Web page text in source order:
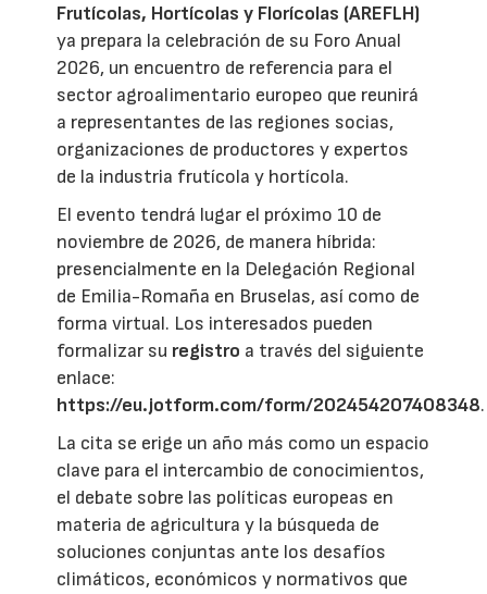
Frutícolas, Hortícolas y Florícolas (AREFLH)
ya prepara la celebración de su Foro Anual
2026, un encuentro de referencia para el
sector agroalimentario europeo que reunirá
a representantes de las regiones socias,
organizaciones de productores y expertos
de la industria frutícola y hortícola.
El evento tendrá lugar el próximo 10 de
noviembre de 2026, de manera híbrida:
presencialmente en la Delegación Regional
de Emilia-Romaña en Bruselas, así como de
forma virtual. Los interesados pueden
formalizar su registro a través del siguiente
enlace:
https://eu.jotform.com/form/202454207408348.
La cita se erige un año más como un espacio
clave para el intercambio de conocimientos,
el debate sobre las políticas europeas en
materia de agricultura y la búsqueda de
soluciones conjuntas ante los desafíos
climáticos, económicos y normativos que